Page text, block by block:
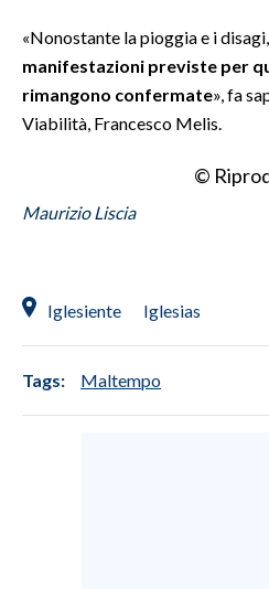
«Nonostante la pioggia e i disagi,
manifestazioni previste per
rimangono confermate», fa
Viabilità, Francesco Melis.
©
Maurizio Liscia
Iglesiente Iglesias
Tags: Maltempo